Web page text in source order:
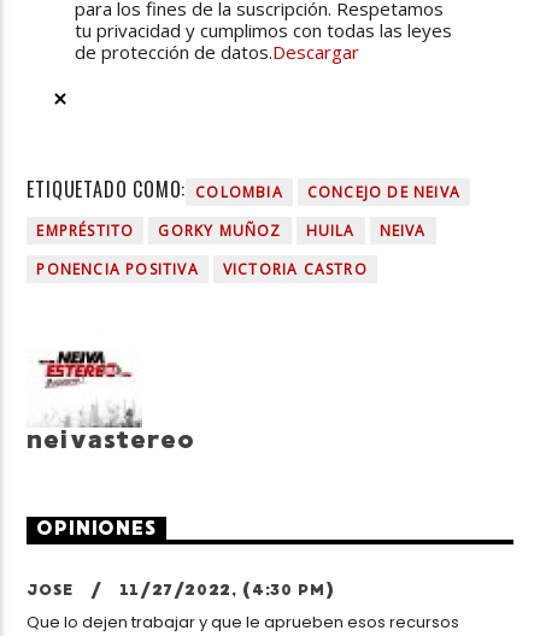
para los fines de la suscripción. Respetamos
tu privacidad y cumplimos con todas las leyes
de protección de datos.Descargar
ETIQUETADO COMO: COLOMBIA
CONCEJO DE NEIVA
EMPRÉSTITO
GORKY MUÑOZ HUILA
NEIVA
PONENCIA POSITIVA
VICTORIA CASTRO
neivastereo
OPINIONES
JOSE / 11/27/2022, (4:30 PM)
Que lo dejen trabajar y que le aprueben esos recursos